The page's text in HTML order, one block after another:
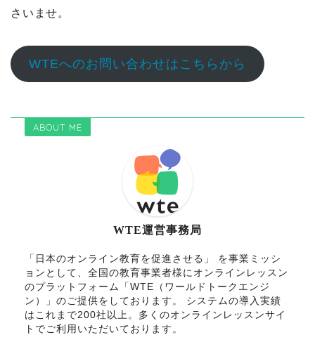
さいませ。
WTEへのお問い合わせはこちらから
ABOUT ME
WTE運営事務局
「日本のオンライン教育を促進させる」 を事業ミッシ
ョンとして、全国の教育事業者様にオンラインレッスン
のプラットフォーム「WTE（ワールドトークエンジ
ン）」のご提供をしております。 システムの導入実績
はこれまで200社以上。多くのオンラインレッスンサイ
トでご利用いただいております。